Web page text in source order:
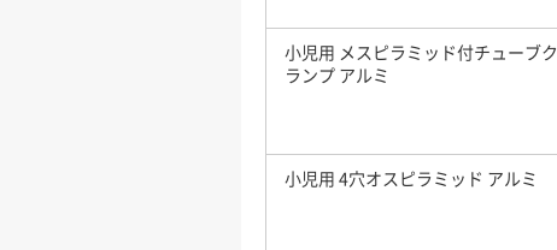
小児用 メスピラミッド付チューブク
ランプ アルミ
小児用 4穴オスピラミッド アルミ